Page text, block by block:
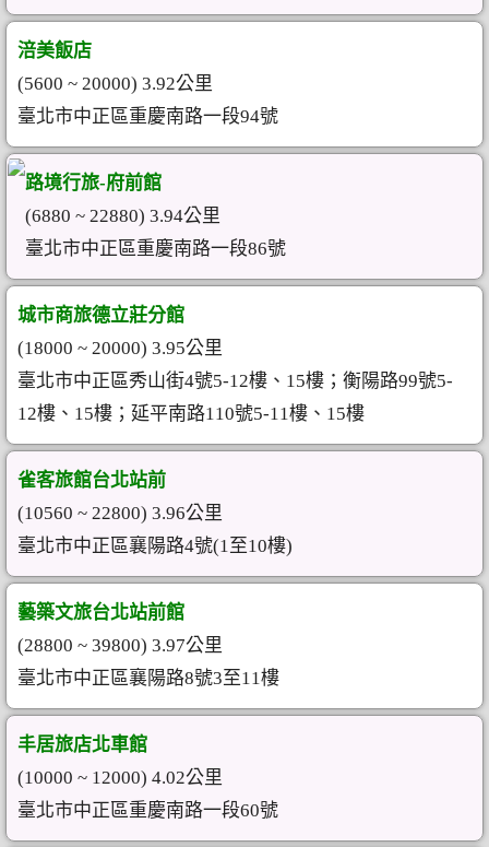
涪美飯店
(5600 ~ 20000) 3.92公里
臺北市中正區重慶南路一段94號
路境行旅-府前館
(6880 ~ 22880) 3.94公里
臺北市中正區重慶南路一段86號
城市商旅德立莊分館
(18000 ~ 20000) 3.95公里
臺北市中正區秀山街4號5-12樓、15樓；衡陽路99號5-
12樓、15樓；延平南路110號5-11樓、15樓
雀客旅館台北站前
(10560 ~ 22800) 3.96公里
臺北市中正區襄陽路4號(1至10樓)
藝築文旅台北站前館
(28800 ~ 39800) 3.97公里
臺北市中正區襄陽路8號3至11樓
丰居旅店北車館
(10000 ~ 12000) 4.02公里
臺北市中正區重慶南路一段60號